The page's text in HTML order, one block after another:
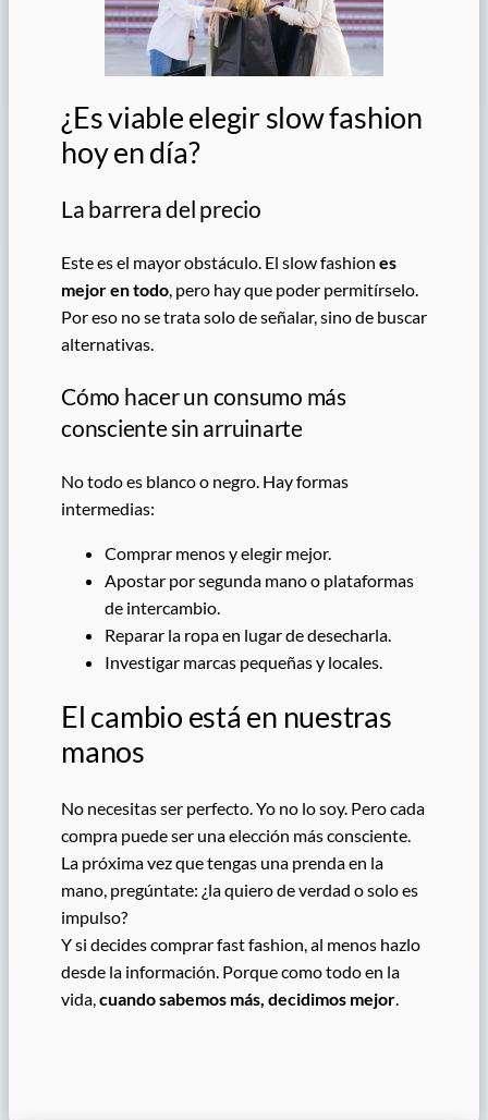
¿Es viable elegir slow fashion
hoy en día?
La barrera del precio
Este es el mayor obstáculo. El slow fashion es
mejor en todo, pero hay que poder permitírselo.
Por eso no se trata solo de señalar, sino de buscar
alternativas.
Cómo hacer un consumo más
consciente sin arruinarte
No todo es blanco o negro. Hay formas
intermedias:
Comprar menos y elegir mejor.
Apostar por segunda mano o plataformas
de intercambio.
Reparar la ropa en lugar de desecharla.
Investigar marcas pequeñas y locales.
El cambio está en nuestras
manos
No necesitas ser perfecto. Yo no lo soy. Pero cada
compra puede ser una elección más consciente.
La próxima vez que tengas una prenda en la
mano, pregúntate: ¿la quiero de verdad o solo es
impulso?
Y si decides comprar fast fashion, al menos hazlo
desde la información. Porque como todo en la
vida, cuando sabemos más, decidimos mejor